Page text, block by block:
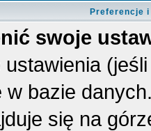
Preferencje
swoje
w bazie
się na